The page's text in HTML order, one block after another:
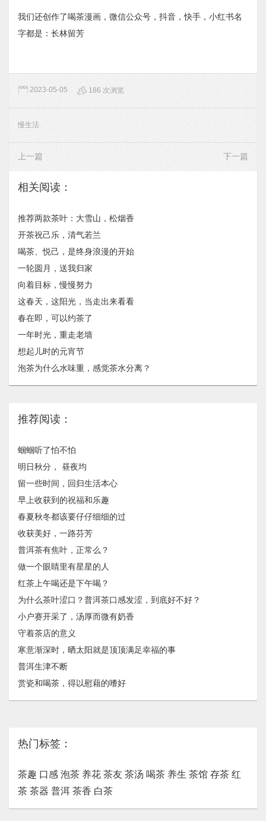
我们还创作了喝茶漫画，微信公众号，抖音，快手，小红书名
字都是：长林留芳
2023-05-05 186 次浏览
慢生活
上一篇 下一篇
相关阅读：
推荐两款茶叶：大雪山，松烟香
开茶祝己乐，清气若兰
喝茶、悦己，是终身浪漫的开始
一轮圆月，送我归家
向着目标，慢慢努力
这春天，这阳光，当走出来看看
春在即，可以约茶了
一年时光，重走老墙
想起儿时的元宵节
泡茶为什么水味重，感觉茶水分离？
推荐阅读：
蝈蝈听了怕不怕
明日秋分， 昼夜均
留一些时间，回归生活本心
早上收获到的祝福和乐趣
春夏秋冬都该要仔仔细细的过
收获美好，一路芬芳
普洱茶有焦叶，正常么？
做一个眼睛里有星星的人
红茶上午喝还是下午喝？
为什么茶叶涩口？普洱茶口感发涩，到底好不好？
小户赛开采了，汤厚而微有奶香
守着茶店的意义
寒意渐深时，晒太阳就是顶顶满足幸福的事
普洱生津不断
赏瓷和喝茶，得以慰藉的嗜好
热门标签：
茶趣 口感 泡茶 养花 茶友 茶汤 喝茶 养生 茶馆 存茶 红
茶 茶器 普洱 茶香 白茶